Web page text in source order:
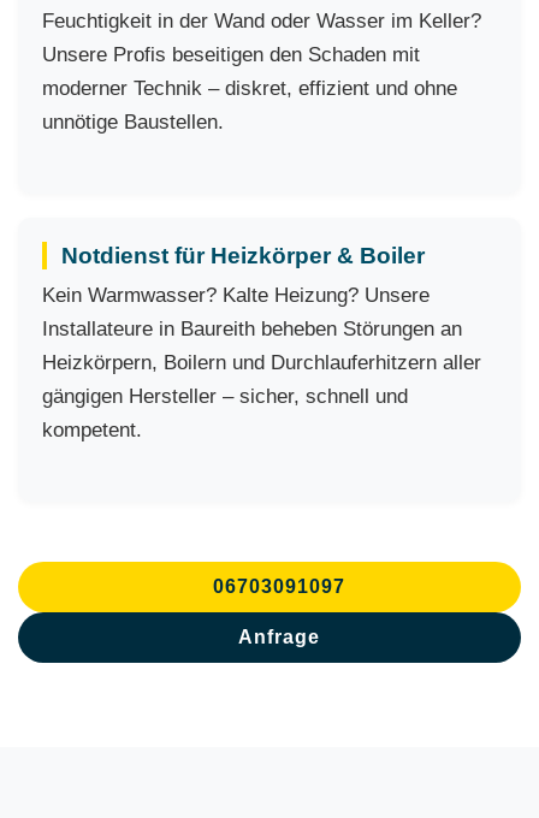
Feuchtigkeit in der Wand oder Wasser im Keller?
Unsere Profis beseitigen den Schaden mit
moderner Technik – diskret, effizient und ohne
unnötige Baustellen.
Notdienst für Heizkörper & Boiler
Kein Warmwasser? Kalte Heizung? Unsere
Installateure in Baureith beheben Störungen an
Heizkörpern, Boilern und Durchlauferhitzern aller
gängigen Hersteller – sicher, schnell und
kompetent.
06703091097
Anfrage